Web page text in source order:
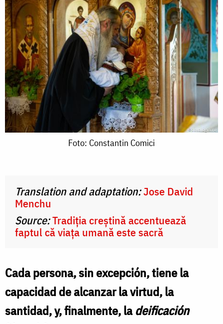
Foto: Constantin Comici
Translation and adaptation:Jose David
Menchu
Source:Tradiția creștină accentuează
faptul că viața umană este sacră
Cada persona, sin excepción, tiene la
capacidad de alcanzar la virtud, la
santidad, y, finalmente, ladeificación